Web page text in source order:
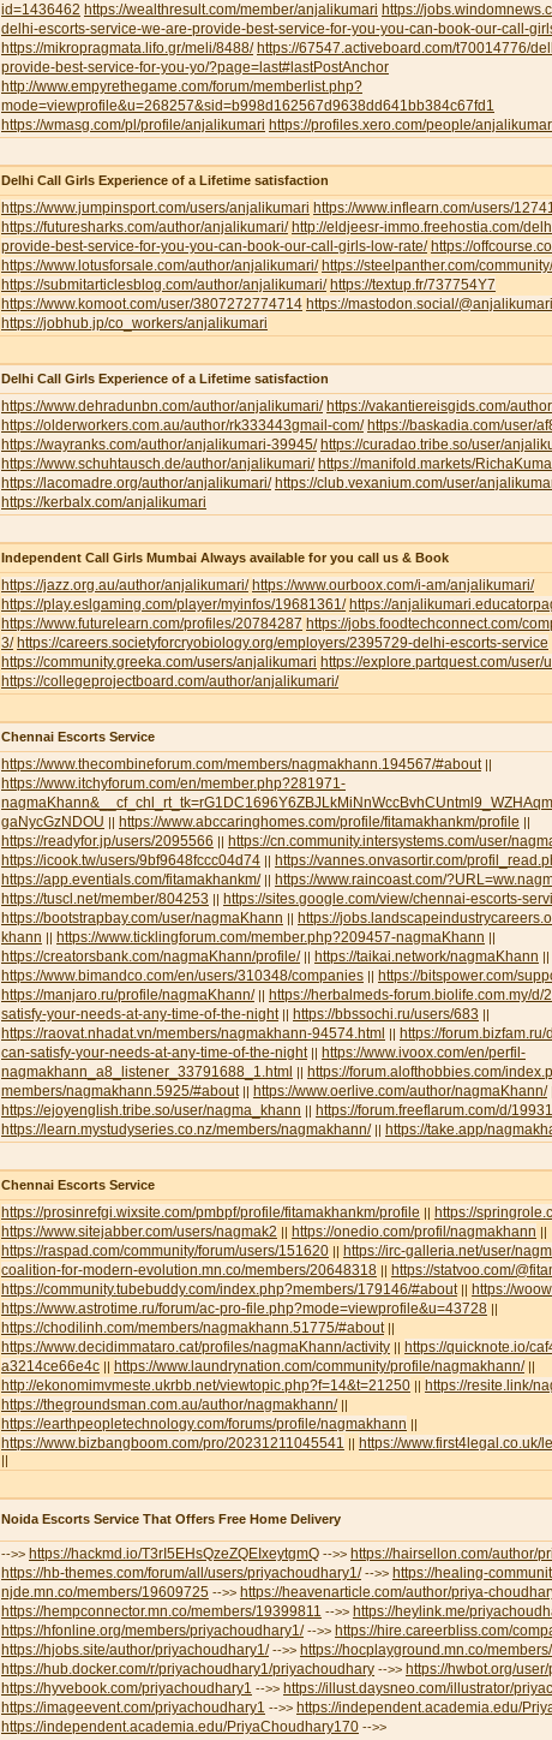
id=1436462 https://wealthresult.com/member/anjalikumari https://
delhi-escorts-service-we-are-provide-best-service-for-you-you-can-book-our-call-
https://mikropragmata.lifo.gr/meli/8488/ https://67547.activeboard.com/t70014776/
provide-best-service-for-you-yo/?page=last#lastPostAnchor
http://www.empyrethegame.com/forum/memberlist.php?
mode=viewprofile&u=268257&sid=b998d162567d9638dd641bb384c67fd1
https://wmasg.com/pl/profile/anjalikumari https://profiles.xero.com/people/
Delhi Call Girls Experience of a Lifetime satisfaction
https://www.jumpinsport.com/users/anjalikumari https://www.inflearn.com/users/
https://futuresharks.com/author/anjalikumari/ http://eldjeesr-immo.freehostia.com/
provide-best-service-for-you-you-can-book-our-call-girls-low-rate/ https://
https://www.lotusforsale.com/author/anjalikumari/ https://steelpanther.com/
https://submitarticlesblog.com/author/anjalikumari/ https://textup.fr/737754Y7
https://www.komoot.com/user/3807272774714 https://mastodon.social/
https://jobhub.jp/co_workers/anjalikumari
Delhi Call Girls Experience of a Lifetime satisfaction
https://www.dehradunbn.com/author/anjalikumari/ https://vakantiereisgids.com/
https://olderworkers.com.au/author/rk333443gmail-com/ https://baskadia.com/user/
https://wayranks.com/author/anjalikumari-39945/ https://curadao.tribe.so/user/
https://www.schuhtausch.de/author/anjalikumari/ https://manifold.markets/
https://lacomadre.org/author/anjalikumari/ https://club.vexanium.com/user/
https://kerbalx.com/anjalikumari
Independent Call Girls Mumbai Always available for you call us & Book
https://jazz.org.au/author/anjalikumari/ https://www.ourboox.com/i-am/anjalikumari/
https://play.eslgaming.com/player/myinfos/19681361/ https://
https://www.futurelearn.com/profiles/20784287 https://jobs.foodtechconnect.com/
3/ https://careers.societyforcryobiology.org/employers/2395729-delhi-escorts-service
https://community.greeka.com/users/anjalikumari https://explore.partquest.com/
https://collegeprojectboard.com/author/anjalikumari/
Chennai Escorts Service
https://www.thecombineforum.com/members/nagmakhann.194567/#about||
https://www.itchyforum.com/en/member.php?281971-
gaNycGzNDOU || https://www.abccaringhomes.com/profile/fitamakhankm/profile ||
https://readyfor.jp/users/2095566 || https://cn.community.intersystems.com/user/
https://icook.tw/users/9bf9648fccc04d74 || https://vannes.onvasortir.com/
https://app.eventials.com/fitamakhankm/|| https://www.raincoast.com/
https://tuscl.net/member/804253 || https://sites.google.com/view/chennai-escorts-
https://bootstrapbay.com/user/nagmaKhann || https://
khann || https://www.ticklingforum.com/member.php?209457-nagmaKhann ||
https://creatorsbank.com/nagmaKhann/profile/|| https://taikai.network/nagmaKhann ||
https://www.bimandco.com/en/users/310348/companies || https://bitspower.com/
https://manjaro.ru/profile/nagmaKhann/|| https://herbalmeds-forum.biolife.com.my/
satisfy-your-needs-at-any-time-of-the-night|| https://bbssochi.ru/users/683 ||
https://raovat.nhadat.vn/members/nagmakhann-94574.html || https://
can-satisfy-your-needs-at-any-time-of-the-night|| https://www.ivoox.com/en/perfil-
nagmakhann_a8_listener_33791688_1.html || https://forum.alofthobbies.com/
members/nagmakhann.5925/#about|| https://www.oerlive.com/author/nagmaKhann/
https://ejoyenglish.tribe.so/user/nagma_khann || https://forum.freeflarum.com/d/
https://learn.mystudyseries.co.nz/members/nagmakhann/|| https://take.app/
Chennai Escorts Service
https://prosinrefgi.wixsite.com/pmbpf/profile/fitamakhankm/profile || https://
https://www.sitejabber.com/users/nagmak2 || https://onedio.com/profil/nagmakhann ||
https://raspad.com/community/forum/users/151620 || https://irc-galleria.net/user/
coalition-for-modern-evolution.mn.co/members/20648318 || https://statvoo.com/
https://community.tubebuddy.com/index.php?members/179146/#about || https://
https://www.astrotime.ru/forum/ac-pro-file.php?mode=viewprofile&u=43728 ||
https://chodilinh.com/members/nagmakhann.51775/#about ||
https://www.decidimmataro.cat/profiles/nagmaKhann/activity || https://quicknote.io/
a3214ce66e4c || https://www.laundrynation.com/community/profile/nagmakhann/||
http://ekonomimvmeste.ukrbb.net/viewtopic.php?f=14&t=21250 || https://resite.link/
https://thegroundsman.com.au/author/nagmakhann/||
https://earthpeopletechnology.com/forums/profile/nagmakhann ||
https://www.bizbangboom.com/pro/20231211045541 || https://
||
Noida Escorts Service That Offers Free Home Delivery
-->> https://hackmd.io/T3rI5EHsQzeZQEIxeytgmQ -->> https://hairsellon.com/author/
https://hb-themes.com/forum/all/users/priyachoudhary1/-->> https://healing-
njde.mn.co/members/19609725 -->> https://heavenarticle.com/author/priya-
https://hempconnector.mn.co/members/19399811 -->> https://heylink.me/
https://hfonline.org/members/priyachoudhary1/-->> https://hire.careerbliss.com/
https://hjobs.site/author/priyachoudhary1/-->> https://hocplayground.mn.co/
https://hub.docker.com/r/priyachoudhary1/priyachoudhary -->> https://hwbot.org/
https://hyvebook.com/priyachoudhary1 -->> https://illust.daysneo.com/illustrator/
https://imageevent.com/priyachoudhary1 -->> https://independent.academia.edu/
https://independent.academia.edu/PriyaChoudhary170 -->>